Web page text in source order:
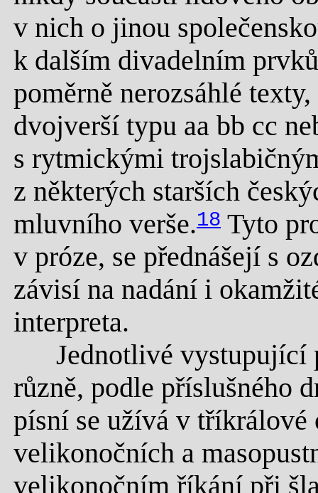
v nich o jinou
k dalším divadelním
poměrně nerozsáhlé
dvojverší typu aa bb cc
s rytmickými
z některých starších
mluvního verše.18 Tyto
v próze, se přednášejí s
závisí na nadání i
interpreta.
Jednotlivé vystupující
různě, podle příslušného
písní se užívá v tříkrálové
velikonočních a
velikonočním říkání při